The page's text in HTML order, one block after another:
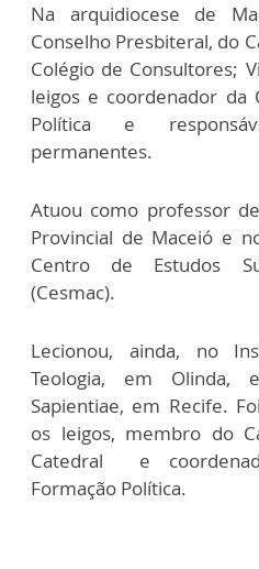
Na arquidiocese de
Conselho Presbiteral, do
Colégio de Consultores;
leigos e coordenador da
Política e
permanentes.
Atuou como professor
Provincial de Maceió e
Centro de Estudos
(Cesmac).
Lecionou, ainda, no
Teologia, em Olinda,
Sapientiae, em Recife.
os leigos, membro do
Catedral e
Formação Política.